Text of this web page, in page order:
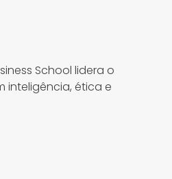
School lidera o
inteligência, ética e